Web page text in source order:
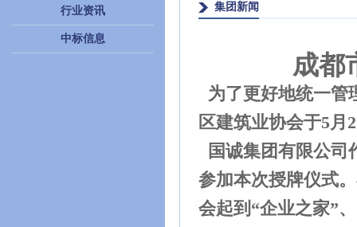
行业资讯
中标信息
集团新闻
成都
为了更好地统一管
区建筑业协会于5月
国诚集团有限公司
参加本次授牌仪式
会起到“企业之家”